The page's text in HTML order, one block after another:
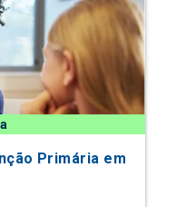
Primária em